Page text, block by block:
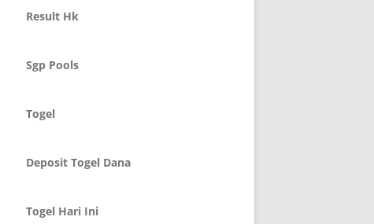
Result Hk
Sgp Pools
Togel
Deposit Togel Dana
Togel Hari Ini